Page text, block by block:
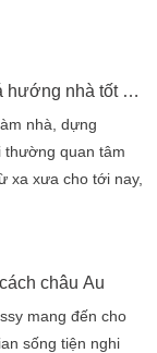
thủy đang
quan tâm. Ngoài
công năng hợp
thủy […]
Yếu tố đánh giá hướng nhà tốt xấu
nhà, dựng
quan tâm
xa xưa cho tới nay,
vẫn gặp ít nhiều
bước khởi đầu,
Có 4 tiêu chí
châu Âu
mang đến cho
sống tiện nghi